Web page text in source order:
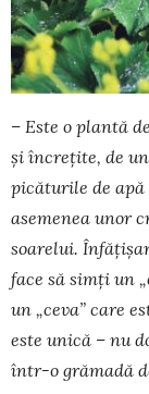
– Este o plantă
și în­crețite, de
picăturile de
asemenea unor
soarelui.
face să simţi un
un „ceva” care
este unică – nu
într-o grămadă